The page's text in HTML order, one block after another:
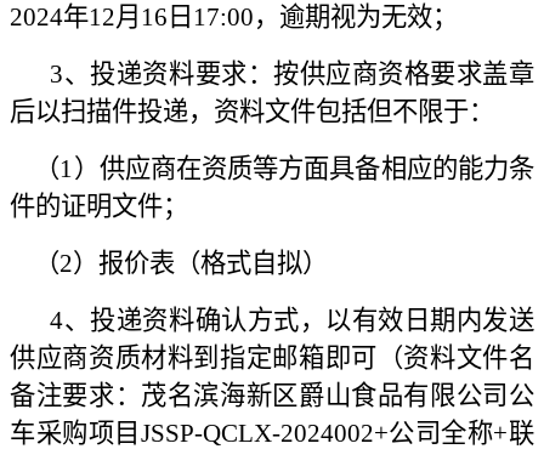
2024年12月16日17:00，逾期视为无效；
3、投递资料要求：按供应商资格要求盖章
后以扫描件投递，资料文件包括但不限于：
（1）供应商在资质等方面具备相应的能力条
件的证明文件；
（2）报价表（格式自拟）
4、投递资料确认方式，以有效日期内发送
供应商资质材料到指定邮箱即可（资料文件名
备注要求：茂名滨海新区爵山食品有限公司公
车采购项目JSSP-QCLX-2024002+公司全称+联